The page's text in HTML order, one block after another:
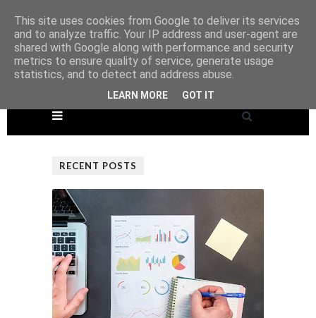
RECENT POSTS
This site uses cookies from Google to deliver its services
and to analyze traffic. Your IP address and user-agent are
shared with Google along with performance and security
metrics to ensure quality of service, generate usage
statistics, and to detect and address abuse.
LEARN MORE GOT IT